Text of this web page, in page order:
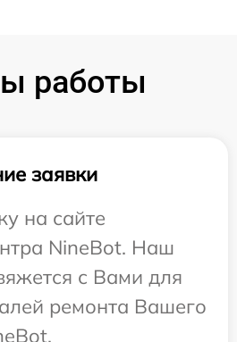
работы
заявки
на сайте
NineBot. Наш
с Вами для
ремонта Вашего